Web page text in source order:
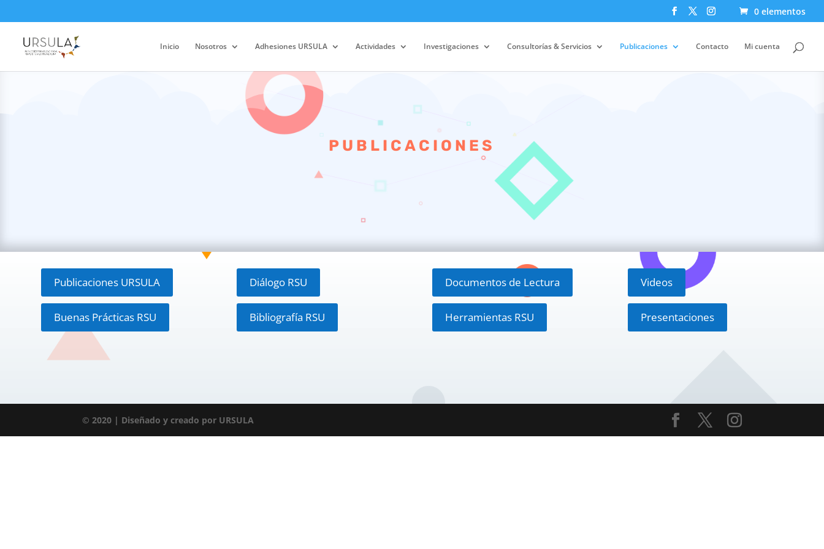
0 elementos
Inicio Nosotros Adhesiones URSULA Actividades Investigaciones Consultorías & Servicios Publicaciones Contacto Mi cuenta
PUBLICACIONES
Publicaciones URSULA
Buenas Prácticas RSU
Diálogo RSU
Bibliografía RSU
Documentos de Lectura
Herramientas RSU
Videos
Presentaciones
© 2020 | Diseñado y creado por URSULA